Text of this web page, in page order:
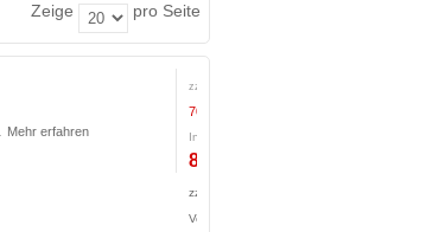
Zeige pro Seite
Mehr erfahren
zzgl. Steuern:
700,00 €
Inkl. Steuern:
833,00 €
zzgl.
Versandkosten